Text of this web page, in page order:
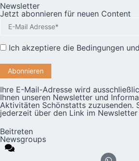
Newsletter
Jetzt abonnieren für neuen Content
Ich akzeptiere die Bedingungen
Ihre E-Mail-Adresse wird
Ihnen unseren Newsletter und
Aktivitäten Schönstatts zuzusenden.
jederzeit über den Link im Newsletter
Beitreten
Newsgroups